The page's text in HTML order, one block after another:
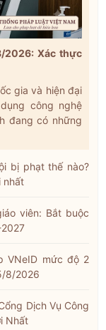
2026: Xác thực
gia và hiện đại
công nghệ
đang có những
bị phạt thế nào?
nhất
viên: Bắt buộc
VNeID mức độ 2
8/2026
Dịch Vụ Công
Nhất